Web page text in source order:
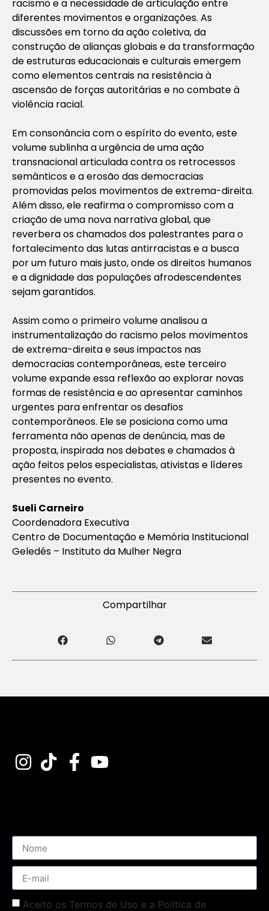
racismo e a necessidade de articulação entre
diferentes movimentos e organizações. As
discussões em torno da ação coletiva, da
construção de alianças globais e da transformação
de estruturas educacionais e culturais emergem
como elementos centrais na resistência à
ascensão de forças autoritárias e no combate à
violência racial.
Em consonância com o espírito do evento, este
volume sublinha a urgência de uma ação
transnacional articulada contra os retrocessos
semânticos e a erosão das democracias
promovidas pelos movimentos de extrema-direita.
Além disso, ele reafirma o compromisso com a
criação de uma nova narrativa global, que
reverbera os chamados dos palestrantes para o
fortalecimento das lutas antirracistas e a busca
por um futuro mais justo, onde os direitos humanos
e a dignidade das populações afrodescendentes
sejam garantidos.
Assim como o primeiro volume analisou a
instrumentalização do racismo pelos movimentos
de extrema-direita e seus impactos nas
democracias contemporâneas, este terceiro
volume expande essa reflexão ao explorar novas
formas de resistência e ao apresentar caminhos
urgentes para enfrentar os desafios
contemporâneos. Ele se posiciona como uma
ferramenta não apenas de denúncia, mas de
proposta, inspirada nos debates e chamados à
ação feitos pelos especialistas, ativistas e líderes
presentes no evento.
Sueli Carneiro
Coordenadora Executiva
Centro de Documentação e Memória Institucional
Geledés – Instituto da Mulher Negra
Compartilhar
Aceito os Termos de Uso e a Política de